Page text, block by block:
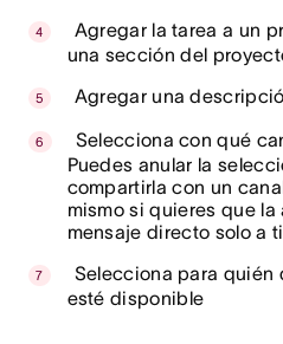
Agregar la tarea a un
una sección del
Agregar una
Selecciona con qué
Puedes anular la
compartirla con un
mismo si quieres que
mensaje directo solo a
Selecciona para quién
esté disponible